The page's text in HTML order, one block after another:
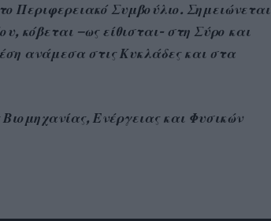
Περιφερειακό Συμβούλιο. Σημειώνεται
κόβεται –ως είθισται- στη Σύρο και
ανάμεσα στις Κυκλάδες και στα
Ενέργειας και Φυσικών